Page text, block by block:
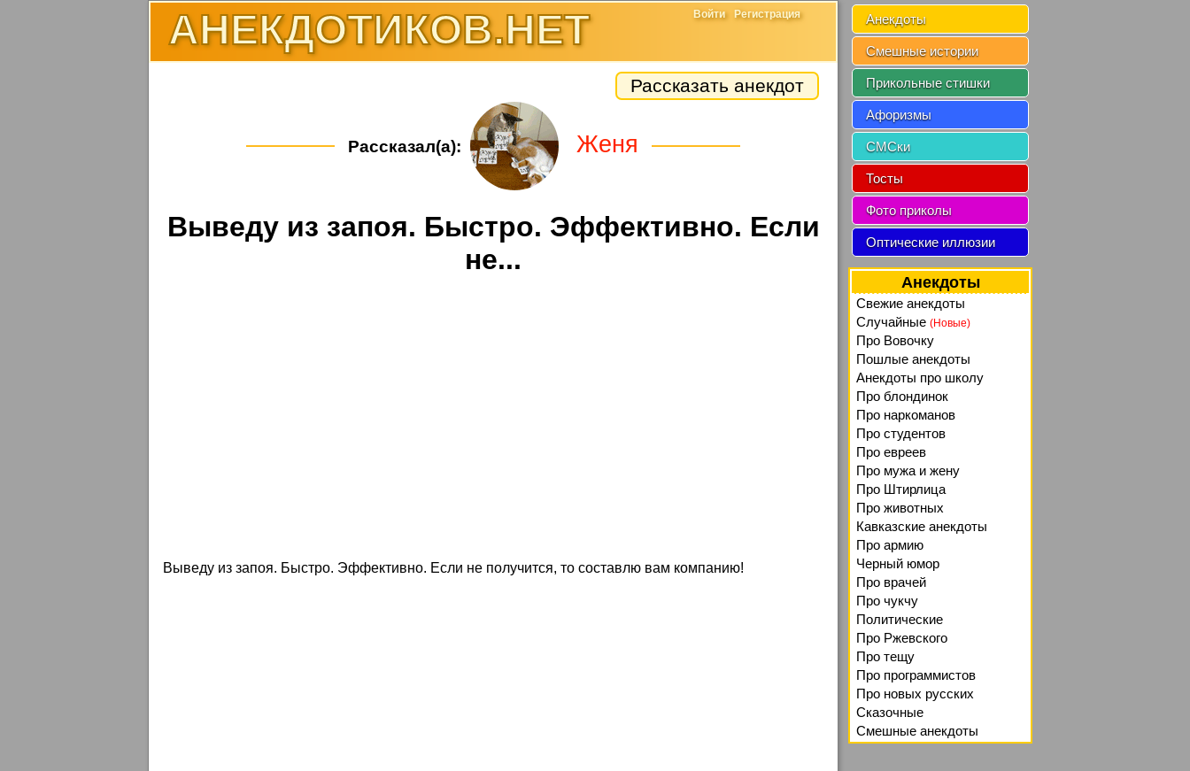
АНЕКДОТИКОВ.НЕТ Войти Регистрация
Рассказать анекдот
Рассказал(а): Женя
Выведу из запоя. Быстро. Эффективно. Если
не...
Выведу из запоя. Быстро. Эффективно. Если не получится, то составлю вам компанию!
Анекдоты
Смешные истории
Прикольные стишки
Афоризмы
СМСки
Тосты
Фото приколы
Оптические иллюзии
Анекдоты
Свежие анекдоты
Случайные (Новые)
Про Вовочку
Пошлые анекдоты
Анекдоты про школу
Про блондинок
Про наркоманов
Про студентов
Про евреев
Про мужа и жену
Про Штирлица
Про животных
Кавказские анекдоты
Про армию
Черный юмор
Про врачей
Про чукчу
Политические
Про Ржевского
Про тещу
Про программистов
Про новых русских
Сказочные
Смешные анекдоты